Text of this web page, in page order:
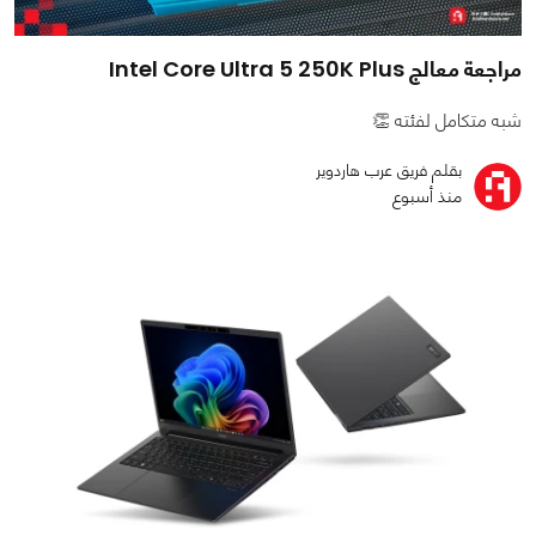
مراجعة معالج Intel Core Ultra 5 250K Plus
شبه متكامل لفئته 👏
بقلم فريق عرب هاردوير
منذ أسبوع